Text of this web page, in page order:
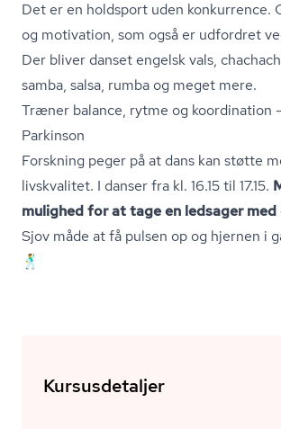
Det er en holdsport uden konkurrence.
og motivation, som også er udfordret
Der bliver danset engelsk vals,
samba, salsa, rumba og meget mere.
Træner balance, rytme og koordination
Parkinson
Forskning peger på at dans kan støtte
livskvalitet. I danser fra kl. 16.15 til 17.15.
mulighed for at tage en ledsager
Sjov måde at få pulsen op og hjernen i
🕺
Kursusdetaljer